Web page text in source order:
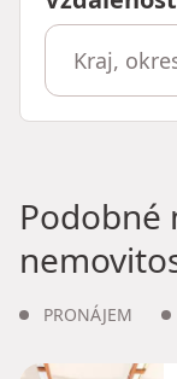
Podobné
PRONÁJEM